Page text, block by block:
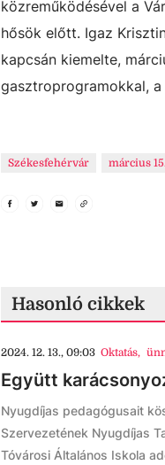
közreműködésével a
hősök előtt. Igaz
kapcsán kiemelte,
gasztroprogramokkal,
Székesfehérvár március
Hasonló cikkek
2024. 12. 13., 09:03 Oktatás,
Együtt
Nyugdíjas pedagógusait
Szervezetének Nyugdíjas
Tóvárosi Általános Iskola